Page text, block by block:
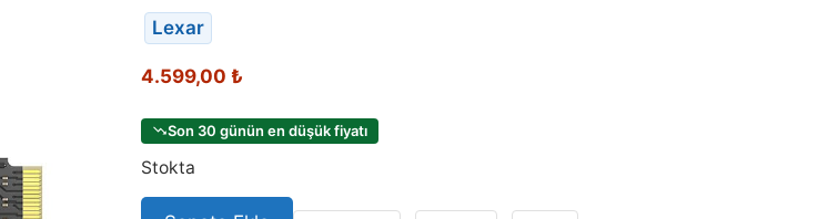
Lexar
4.599,00 ₺
Son 30 günün en düşük fiyatı
Stokta